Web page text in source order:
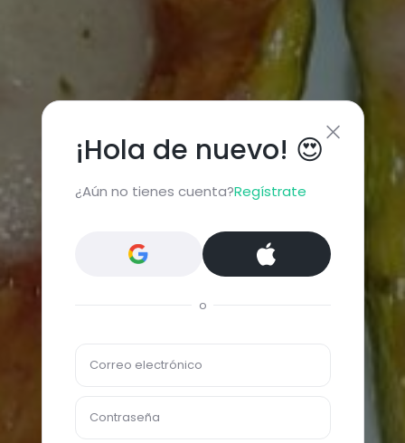
¡Hola de nuevo! 😍
¿Aún no tienes cuenta?Regístrate
o
Correo electrónico
Contraseña